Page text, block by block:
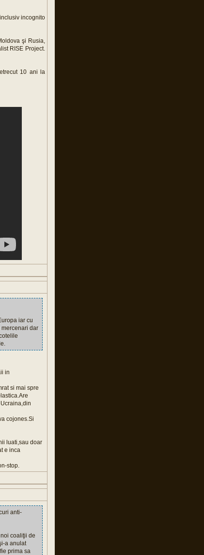
incognito
şi Rusia,
RISE Project.
10 ani la
iar cu
dar
in
si mai spre
cojones.Si
luati,sau doar
e inca
stop.
anti-
coaliţii de
a anulat
prima sa